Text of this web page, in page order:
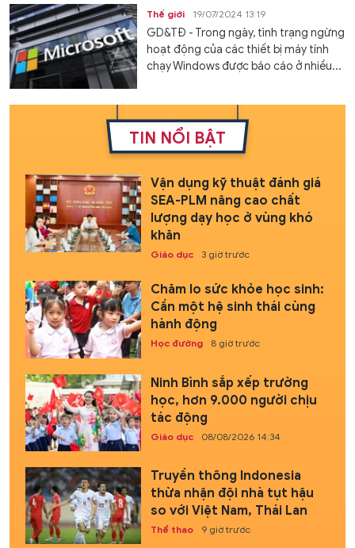
Thế giới 19/07/2024 13:19
GD&TĐ - Trong ngày, tình trạng ngừng
hoạt động của các thiết bị máy tính
chạy Windows được báo cáo ở nhiều...
TIN NỔI BẬT
Vận dụng kỹ thuật đánh giá
SEA-PLM nâng cao chất
lượng dạy học ở vùng khó
khăn
Giáo dục 3 giờ trước
Chăm lo sức khỏe học sinh:
Cần một hệ sinh thái cùng
hành động
Học đường 8 giờ trước
Ninh Bình sắp xếp trường
học, hơn 9.000 người chịu
tác động
Giáo dục 08/08/2026 14:34
Truyền thông Indonesia
thừa nhận đội nhà tụt hậu
so với Việt Nam, Thái Lan
Thể thao 9 giờ trước